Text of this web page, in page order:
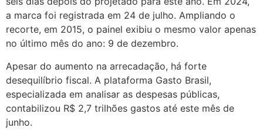
a marca foi registrada em 24 de julho. Ampliando o
recorte, em 2015, o painel exibiu o mesmo valor apenas
no último mês do ano: 9 de dezembro.
Apesar do aumento na arrecadação, há forte
desequilíbrio fiscal. A plataforma Gasto Brasil,
especializada em analisar as despesas públicas,
contabilizou R$ 2,7 trilhões gastos até este mês de
junho.